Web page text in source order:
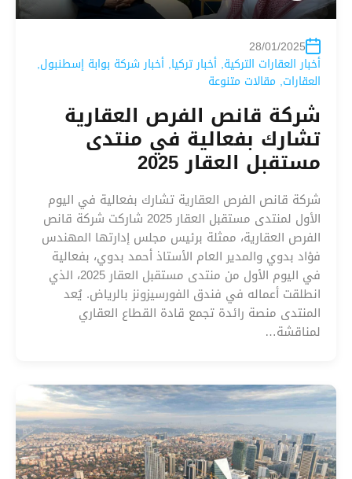
28/01/2025
أخبار العقارات التركية, أخبار تركيا, أخبار شركة بوابة إسطنبول,
العقارات, مقالات متنوعة
شركة قانص الفرص العقارية
تشارك بفعالية في منتدى
مستقبل العقار 2025
شركة قانص الفرص العقارية تشارك بفعالية في اليوم
الأول لمنتدى مستقبل العقار 2025 شاركت شركة قانص
الفرص العقارية، ممثلة برئيس مجلس إدارتها المهندس
فؤاد بدوي والمدير العام الأستاذ أحمد بدوي، بفعالية
في اليوم الأول من منتدى مستقبل العقار 2025، الذي
انطلقت أعماله في فندق الفورسيزونز بالرياض. يُعد
المنتدى منصة رائدة تجمع قادة القطاع العقاري
لمناقشة…